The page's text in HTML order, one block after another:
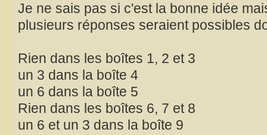
Je ne sais pas si c'est la bonne idée
plusieurs réponses seraient possibles
Rien dans les boîtes 1, 2 et 3
un 3 dans la boîte 4
un 6 dans la boîte 5
Rien dans les boîtes 6, 7 et 8
un 6 et un 3 dans la boîte 9